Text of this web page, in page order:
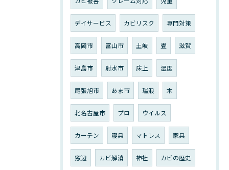
デイサービス カビリスク 専門対策
高岡市 富山市 土岐 畳 滋賀
津島市 射水市 床上 湿度
尾張旭市 あま市 瑞浪 木
北名古屋市 プロ ウイルス
カーテン 寝具 マトレス 家具
窓辺 カビ解消 神社 カビの歴史